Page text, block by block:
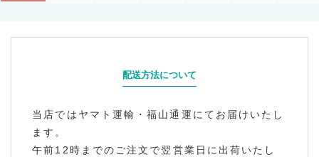
配送方法について
当店ではヤマト運輸・福山通運にてお届けいたし
ます。
午前12時までのご注文で翌営業日に出荷いたし